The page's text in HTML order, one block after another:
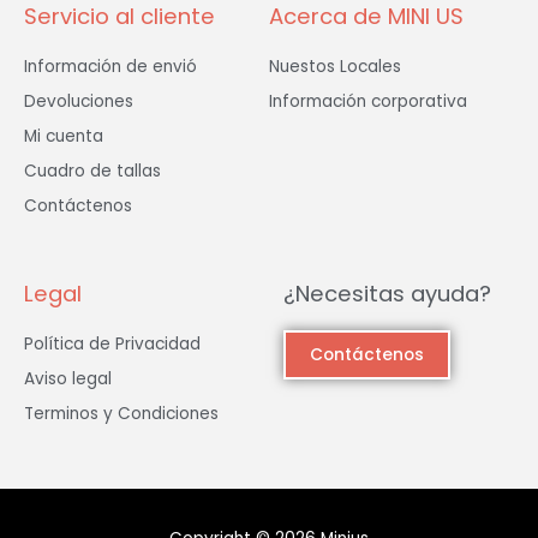
Servicio al cliente
Información de envió
Devoluciones
Mi cuenta
Cuadro de tallas
Contáctenos
Acerca de MINI US
Nuestos Locales
Información corporativa
Legal
Política de Privacidad
Aviso legal
Terminos y Condiciones
¿Necesitas ayuda?
Contáctenos